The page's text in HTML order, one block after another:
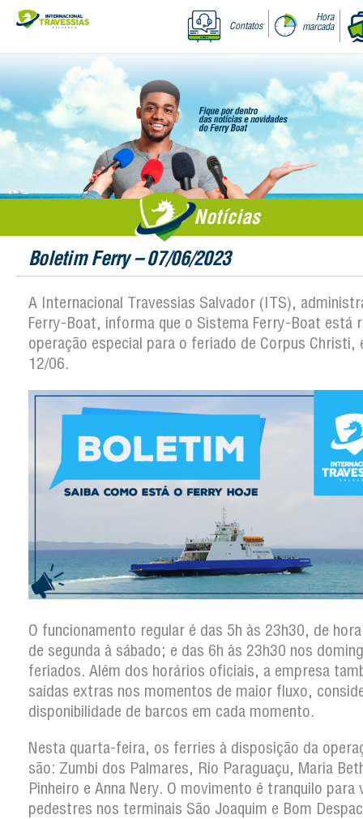
Contatos
Hora
marcada
Notícias
Boletim Ferry – 07/06/2023
A Internacional Travessias Salvador (ITS),
Ferry-Boat, informa que o Sistema Ferry-Boat está
operação especial para o feriado de Corpus Christi,
12/06.
O funcionamento regular é das 5h às 23h30, de
de segunda à sábado; e das 6h às 23h30 nos
feriados. Além dos horários oficiais, a empresa
saídas extras nos momentos de maior fluxo,
disponibilidade de barcos em cada momento.
Nesta quarta-feira, os ferries à disposição da
são: Zumbi dos Palmares, Rio Paraguaçu, Maria
Pinheiro e Anna Nery. O movimento é tranquilo para
pedestres nos terminais São Joaquim e Bom